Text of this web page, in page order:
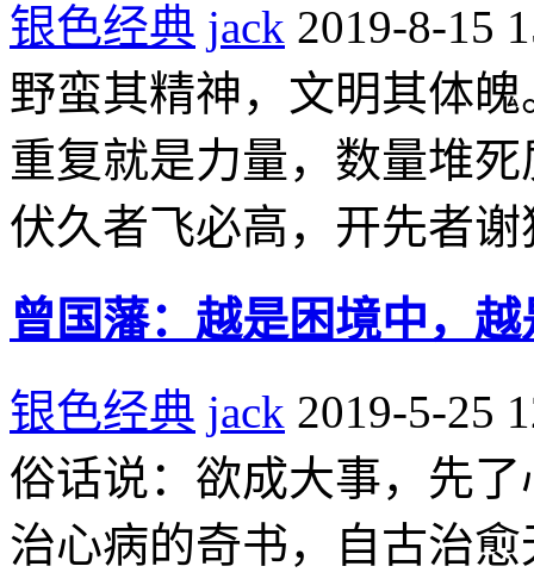
银色经典 jack 2019-8-15
野蛮其精神，文明其体魄
重复就是力量，数量堆死
伏久者飞必高，开先者谢
曾国藩：越是困境中，
银色经典 jack 2019-5-25
俗话说：欲成大事，先
治心病的奇书，自古治